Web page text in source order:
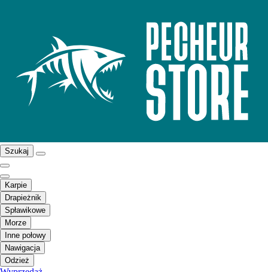
Szukaj
Karpie
Drapieżnik
Spławikowe
Morze
Inne połowy
Nawigacja
Odzież